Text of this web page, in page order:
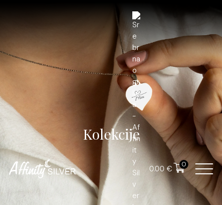
0.00 €
0
Kolekcije